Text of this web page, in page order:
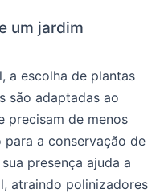
um jardim
a escolha de plantas
são adaptadas ao
precisam de menos
a conservação de
presença ajuda a
atraindo polinizadores